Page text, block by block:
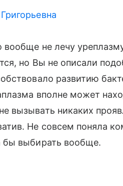
не лечу
но Вы не описали
развитию
вполне может
вызывать никаких
Не совсем поняла
бы выбирать вообще.